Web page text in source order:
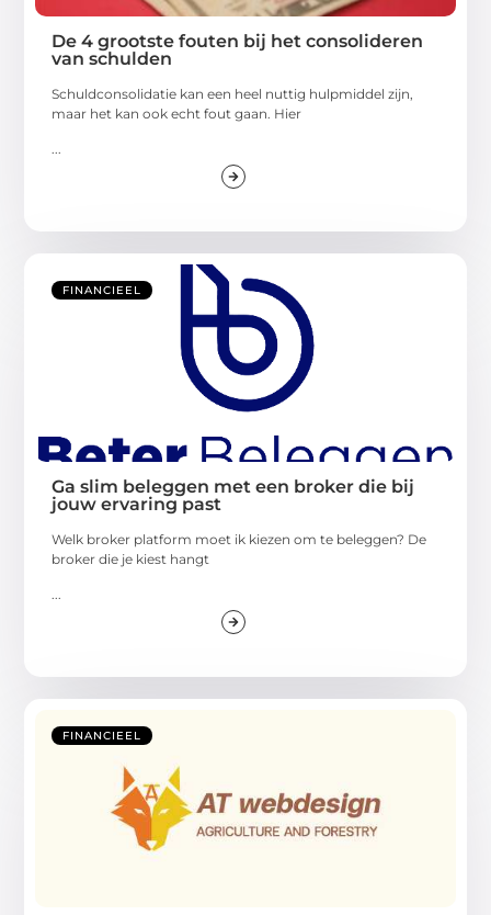
De 4 grootste fouten bij het consolideren
van schulden
Schuldconsolidatie kan een heel nuttig hulpmiddel zijn,
maar het kan ook echt fout gaan. Hier
...
FINANCIEEL
Ga slim beleggen met een broker die bij
jouw ervaring past
Welk broker platform moet ik kiezen om te beleggen? De
broker die je kiest hangt
...
FINANCIEEL